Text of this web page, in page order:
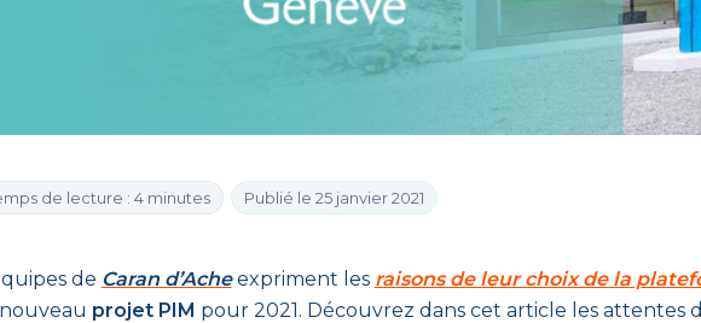
de lecture : 4 minutes Publié le 25 janvier 2021
de Caran d’Acheexpriment les raisons de leur choix de la
projet PIM pour 2021. Découvrez dans cet article les attentes